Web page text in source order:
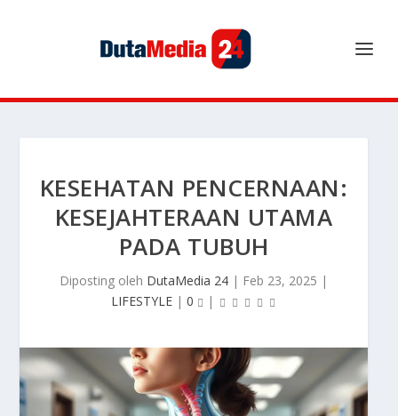
KESEHATAN PENCERNAAN:
KESEJAHTERAAN UTAMA
PADA TUBUH
Diposting oleh DutaMedia 24 | Feb 23, 2025 |
LIFESTYLE | 0 |